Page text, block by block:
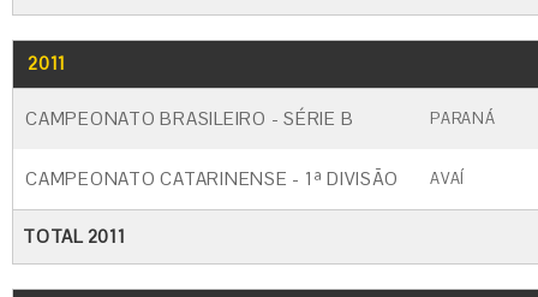
2011
CAMPEONATO BRASILEIRO - SÉRIE B PARANÁ
CAMPEONATO CATARINENSE - 1ª DIVISÃO AVAÍ
TOTAL 2011